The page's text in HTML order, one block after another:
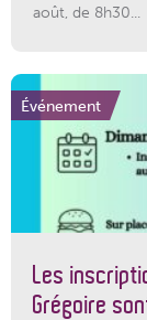
août, de 8h30...
Événement
Les
Grégoire